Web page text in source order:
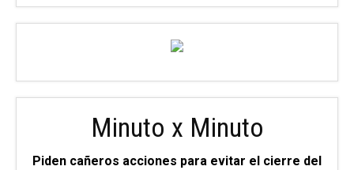
Minuto x Minuto
Piden cañeros acciones para evitar el cierre del